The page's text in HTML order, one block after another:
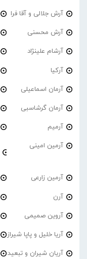
آرش جلالی و آقا فرا
آرش محسنی
آرشام علینژاد
آرکیا
آرمان اسماعیلی
آرمان گرشاسبی
آرمیم
آرمین امینی
آرمین زارعی
آرن
آروین صمیمی
آریا خلیل و پاپا شیراز
آریان شیران و تبعید